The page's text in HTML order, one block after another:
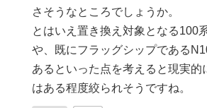
さそうなところでしょうか。
とはいえ置き換え対象となる100
や、既にフラッグシップである
あるといった点を考えると現実的
はある程度絞られそうですね。